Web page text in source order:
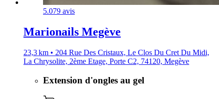
5.079 avis
Marionails Megève
23,3 km • 204 Rue Des Cristaux, Le Clos Du Cret Du Midi,
La Chrysolite, 2ème Etage, Porte C2, 74120, Megève
Extension d'ongles au gel